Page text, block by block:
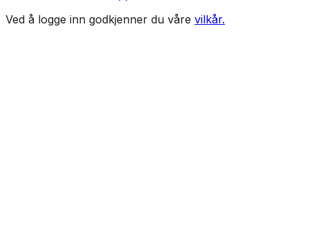
Ved å logge inn godkjenner du våre vilkår.